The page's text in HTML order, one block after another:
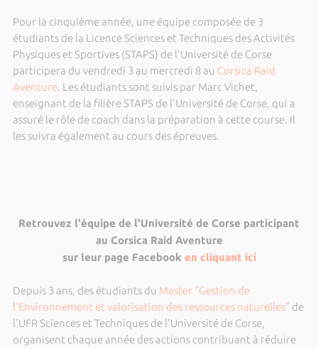
Pour la cinquième année, une équipe composée de 3
étudiants de la Licence Sciences et Techniques des Activités
Physiques et Sportives (STAPS) de l'Université de Corse
participera du vendredi 3 au mercredi 8 au Corsica Raid
Aventure. Les étudiants sont suivis par Marc Vichet,
enseignant de la filière STAPS de l'Université de Corse, qui a
assuré le rôle de coach dans la préparation à cette course. Il
les suivra également au cours des épreuves.
Retrouvez l'équipe de l'Université de Corse participant
au Corsica Raid Aventure
sur leur page Facebook en cliquant ici
Depuis 3 ans, des étudiants du Master "Gestion de
l'Environnement et valorisation des ressources naturelles" de
l'UFR Sciences et Techniques de l'Université de Corse,
organisent chaque année des actions contribuant à réduire